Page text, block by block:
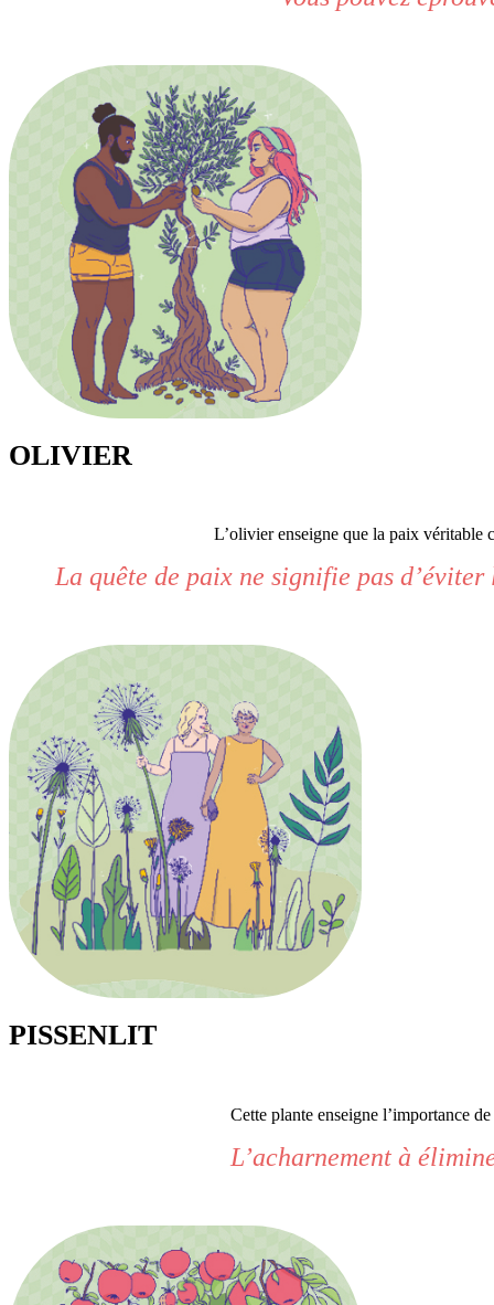
OLIVIER
L’olivier enseigne que la paix véritable
La quête de paix ne signifie pas
PISSENLIT
Cette plante enseigne l’importance
L’acharnement à